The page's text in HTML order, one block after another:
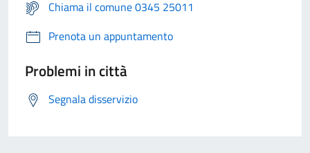
Chiama il comune 0345 25011
Prenota un appuntamento
Problemi in città
Segnala disservizio